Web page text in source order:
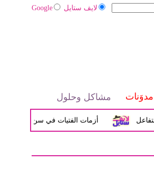
لايف ستايل Google
مدوَنات مشاكل وحلول
أزمات الفتيات في سن المراهقة بين